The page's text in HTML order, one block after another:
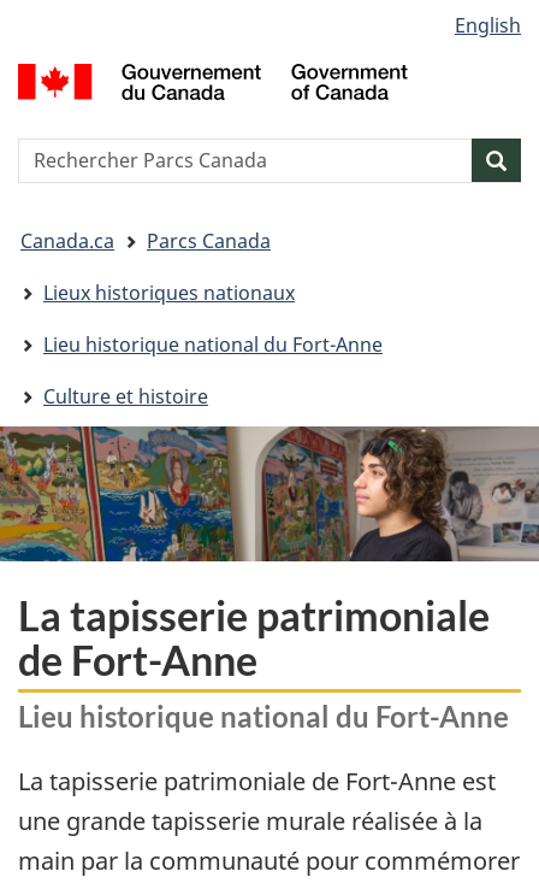
au
contenu
« Au
du
la
HTML
de
la
langue
English
Reserche
êtes
ici&nbsp;:
Canada.ca
Parcs Canada
Lieux historiques nationaux
Lieu historique national du Fort-Anne
Culture et histoire
La tapisserie patrimoniale
de Fort-Anne
Lieu historique national du Fort-Anne
La tapisserie patrimoniale de Fort-Anne est
une grande tapisserie murale réalisée à la
main par la communauté pour commémorer